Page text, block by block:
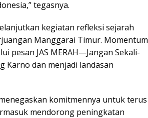
tegasnya.
kegiatan refleksi sejarah
Manggarai Timur. Momentum
pesan JAS MERAH—Jangan Sekali-
Karno dan menjadi landasan
komitmennya untuk terus
mendorong peningkatan